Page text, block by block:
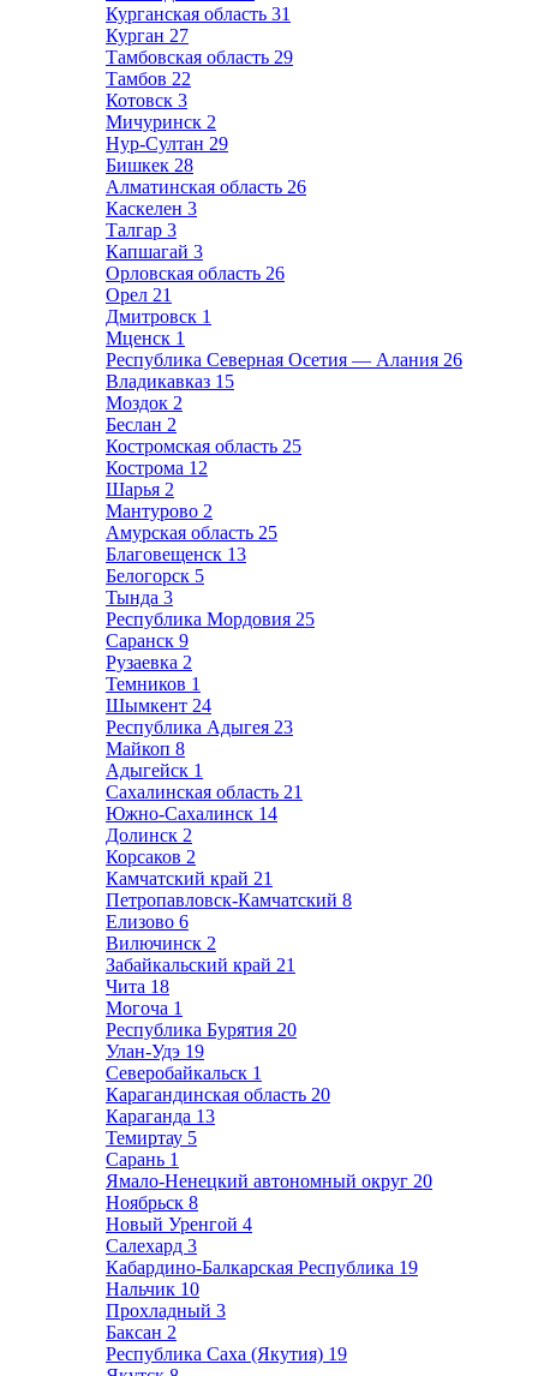
Курганская область 31
Курган 27
Тамбовская область 29
Тамбов 22
Котовск 3
Мичуринск 2
Нур-Султан 29
Бишкек 28
Алматинская область 26
Каскелен 3
Талгар 3
Капшагай 3
Орловская область 26
Орел 21
Дмитровск 1
Мценск 1
Республика Северная Осетия — Алания 26
Владикавказ 15
Моздок 2
Беслан 2
Костромская область 25
Кострома 12
Шарья 2
Мантурово 2
Амурская область 25
Благовещенск 13
Белогорск 5
Тында 3
Республика Мордовия 25
Саранск 9
Рузаевка 2
Темников 1
Шымкент 24
Республика Адыгея 23
Майкоп 8
Адыгейск 1
Сахалинская область 21
Южно-Сахалинск 14
Долинск 2
Корсаков 2
Камчатский край 21
Петропавловск-Камчатский 8
Елизово 6
Вилючинск 2
Забайкальский край 21
Чита 18
Могоча 1
Республика Бурятия 20
Улан-Удэ 19
Северобайкальск 1
Карагандинская область 20
Караганда 13
Темиртау 5
Сарань 1
Ямало-Ненецкий автономный округ 20
Ноябрьск 8
Новый Уренгой 4
Салехард 3
Кабардино-Балкарская Республика 19
Нальчик 10
Прохладный 3
Баксан 2
Республика Саха (Якутия) 19